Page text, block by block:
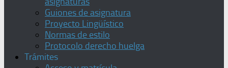
Guiones de asignatura
Proyecto Lingüístico
Normas de estilo
Protocolo derecho huelga
Trámites